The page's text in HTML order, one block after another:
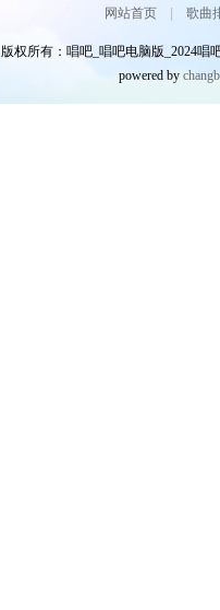
网站首页| 歌曲
版权所有：唱吧_唱吧电脑版_2024唱
powered by